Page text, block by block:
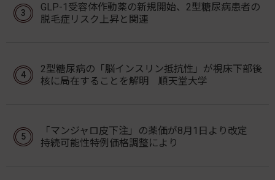
GLP-1受容体作動薬の新規開始、2型糖尿病患者の
脱毛症リスク上昇と関連
2型糖尿病の「脳インスリン抵抗性」が視床下部後
核に局在することを解明 順天堂大学
「マンジャロ皮下注」の薬価が8月1日より改定
持続可能性特例価格調整により